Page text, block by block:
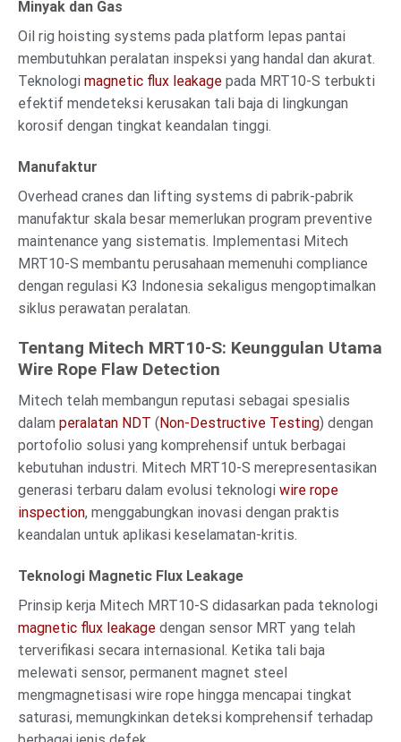
Minyak dan Gas
Oil rig hoisting systems pada platform lepas pantai
membutuhkan peralatan inspeksi yang handal dan akurat.
Teknologi magnetic flux leakage pada MRT10-S terbukti
efektif mendeteksi kerusakan tali baja di lingkungan
korosif dengan tingkat keandalan tinggi.
Manufaktur
Overhead cranes dan lifting systems di pabrik-pabrik
manufaktur skala besar memerlukan program preventive
maintenance yang sistematis. Implementasi Mitech
MRT10-S membantu perusahaan memenuhi compliance
dengan regulasi K3 Indonesia sekaligus mengoptimalkan
siklus perawatan peralatan.
Tentang Mitech MRT10-S: Keunggulan Utama
Wire Rope Flaw Detection
Mitech telah membangun reputasi sebagai spesialis
dalam peralatan NDT (Non-Destructive Testing) dengan
portofolio solusi yang komprehensif untuk berbagai
kebutuhan industri. Mitech MRT10-S merepresentasikan
generasi terbaru dalam evolusi teknologi wire rope
inspection, menggabungkan inovasi dengan praktis
keandalan untuk aplikasi keselamatan-kritis.
Teknologi Magnetic Flux Leakage
Prinsip kerja Mitech MRT10-S didasarkan pada teknologi
magnetic flux leakage dengan sensor MRT yang telah
terverifikasi secara internasional. Ketika tali baja
melewati sensor, permanent magnet steel
mengmagnetisasi wire rope hingga mencapai tingkat
saturasi, memungkinkan deteksi komprehensif terhadap